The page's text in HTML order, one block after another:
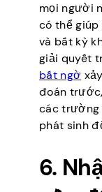
mọi người
có thể
và bất kỳ
giải quyết
bất ngờ
đoán
các trường
phát sinh
6.